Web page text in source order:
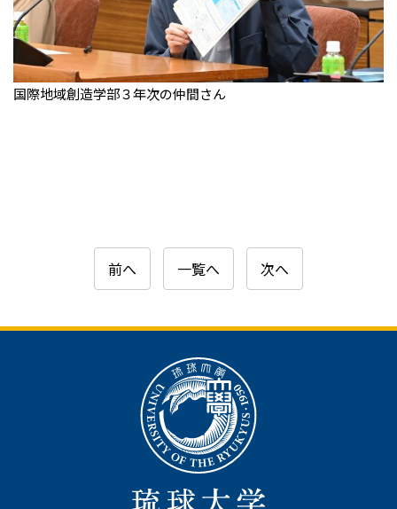
国際地域創造学部３年次の仲間さん
前へ 一覧へ 次へ